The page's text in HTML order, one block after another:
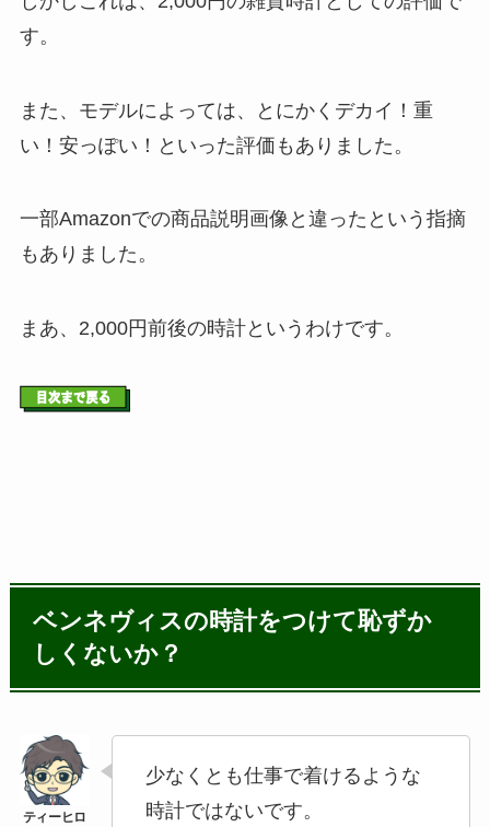
す。
また、モデルによっては、とにかくデカイ！重
い！安っぽい！といった評価もありました。
一部Amazonでの商品説明画像と違ったという指摘
もありました。
まあ、2,000円前後の時計というわけです。
ベンネヴィスの時計をつけて恥ずか
しくないか？
少なくとも仕事で着けるような
時計ではないです。